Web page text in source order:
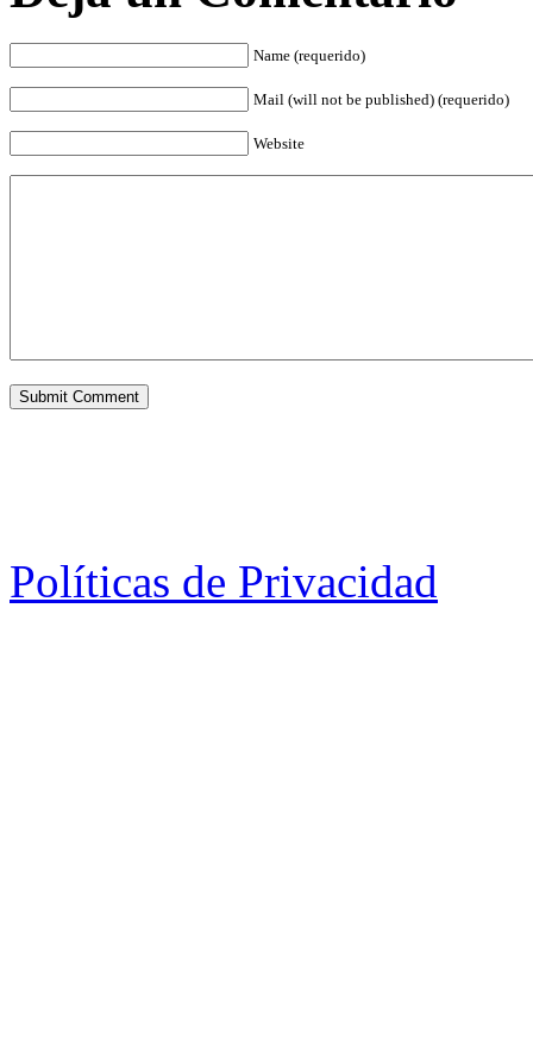
Name (requerido)
Mail (will not be published) (requerido)
Website
Políticas de Privacidad